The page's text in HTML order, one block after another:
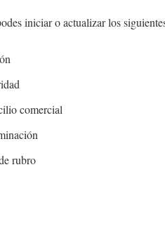
iniciar o actualizar los
comercial
rubro